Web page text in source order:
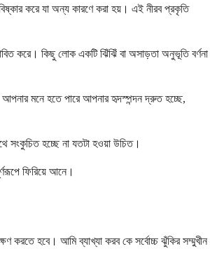
করে যা অন্য কারণে করা হয়। এই নীরব প্রকৃতি
করে। কিছু লোক একটি ঝিঁঝিঁ বা অসাড়তা অনুভূতি বর্ণনা
আপনার মনে হতে পারে আপনার হৃদস্পন্দন দ্রুত হচ্ছে,
সংকুচিত হচ্ছে না যতটা হওয়া উচিত।
ফিরিয়ে আনে।
করতে হবে। আমি ব্যাখ্যা করব কে সর্বোচ্চ ঝুঁকির সম্মুখীন